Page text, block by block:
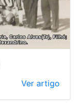
Ver artigo